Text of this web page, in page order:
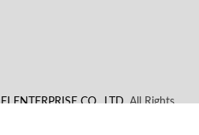
ENTERPRISE CO., LTD.All Rights